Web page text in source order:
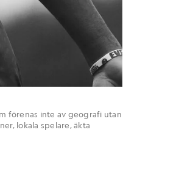
förenas inte av geografi utan
lokala spelare, äkta